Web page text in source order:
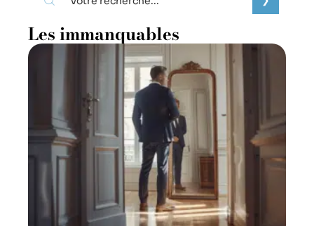
Les immanquables